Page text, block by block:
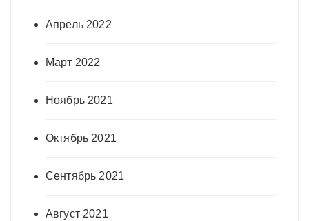
Апрель 2022
Март 2022
Ноябрь 2021
Октябрь 2021
Сентябрь 2021
Август 2021